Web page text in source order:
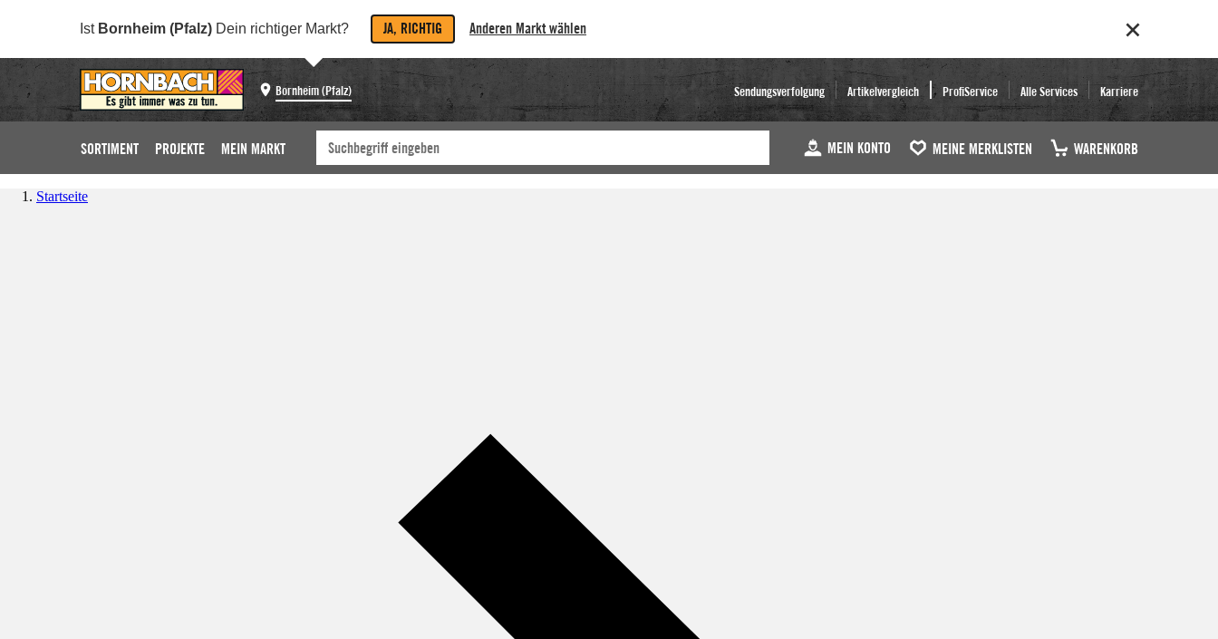
Ist Bornheim (Pfalz) Dein richtiger Markt? JA, RICHTIG Anderen Markt wählen
Bornheim (Pfalz) Sendungsverfolgung Artikelvergleich ProfiService Alle Services Karriere
SORTIMENT PROJEKTE MEIN MARKT MEIN KONTO MEINE MERKLISTEN WARENKORB
Startseite